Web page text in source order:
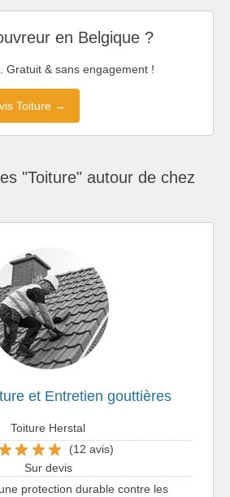
en Belgique ?
Gratuit & sans engagement !
Toiture →
"Toiture" autour de chez
et Entretien gouttières
Toiture Herstal
(12 avis)
Sur devis
protection durable contre les